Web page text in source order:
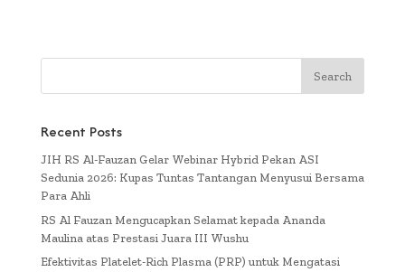
Recent Posts
JIH RS Al-Fauzan Gelar Webinar Hybrid Pekan ASI
Sedunia 2026: Kupas Tuntas Tantangan Menyusui Bersama
Para Ahli
RS Al Fauzan Mengucapkan Selamat kepada Ananda
Maulina atas Prestasi Juara III Wushu
Efektivitas Platelet-Rich Plasma (PRP) untuk Mengatasi